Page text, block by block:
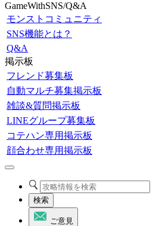
GameWithSNS/Q&A
モンストコミュニティ
SNS機能とは？
Q&A
掲示板
フレンド募集板
自動マルチ募集掲示板
雑談&質問掲示板
LINEグループ募集板
コテハン専用掲示板
顔合わせ専用掲示板
検索
ご意見